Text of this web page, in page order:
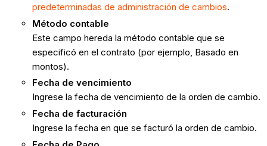
predeterminadas de administración de cambios.
Método contable
Este campo hereda la método contable que se
especificó en el contrato (por ejemplo, Basado en
montos).
Fecha de vencimiento
Ingrese la fecha de vencimiento de la orden de cambio.
Fecha de facturación
Ingrese la fecha en que se facturó la orden de cambio.